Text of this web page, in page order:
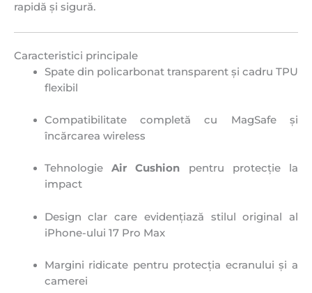
rapidă și sigură.
Caracteristici principale
Spate din policarbonat transparent și cadru TPU
flexibil
Compatibilitate completă cu MagSafe și
încărcarea wireless
TehnologieAir Cushion pentru protecție la
impact
Design clar care evidențiază stilul original al
iPhone-ului 17 Pro Max
Margini ridicate pentru protecția ecranului și a
camerei